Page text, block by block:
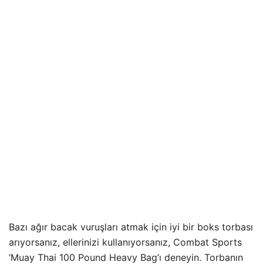
Bazı ağır bacak vuruşları atmak için iyi bir boks torbası
arıyorsanız, ellerinizi kullanıyorsanız, Combat Sports
‘Muay Thai 100 Pound Heavy Bag’ı deneyin. Torbanın